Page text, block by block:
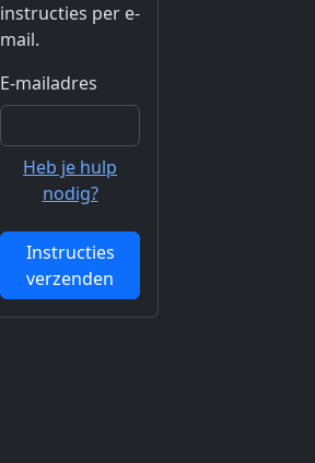
instructies per e-
mail.
E-mailadres
Heb je hulp
nodig?
Instructies
verzenden